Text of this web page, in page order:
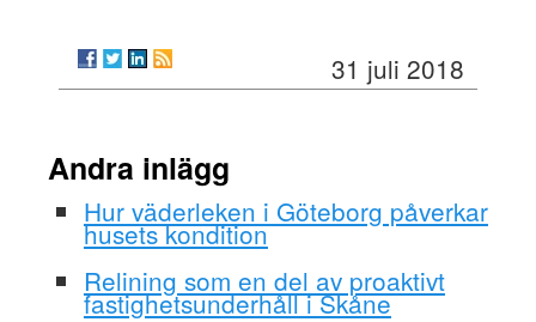
31 juli 2018
Andra inlägg
Hur väderleken i Göteborg påverkar
husets kondition
Relining som en del av proaktivt
fastighetsunderhåll i Skåne